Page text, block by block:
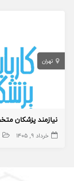
تهران
خرداد ۹, ۱۴۰۵